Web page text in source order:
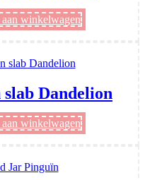
winkelwagen
Dandelion
winkelwagen